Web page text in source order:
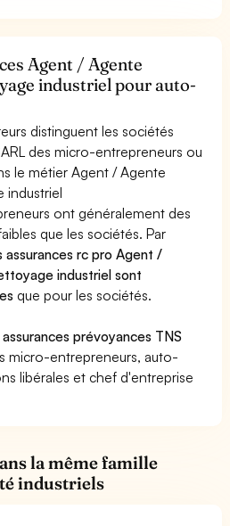
Agent / Agente
industriel pour auto-
distinguent les sociétés
des micro-entrepreneurs ou
le métier Agent / Agente
industriel
ont généralement des
que les sociétés. Par
assurances rc pro Agent /
industriel sont
que pour les sociétés.
prévoyances TNS
micro-entrepreneurs, auto-
libérales et chef d'entreprise
la même famille
industriels